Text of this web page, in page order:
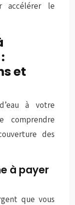
accélérer le
et
à votre
comprendre
des
à payer
que vous